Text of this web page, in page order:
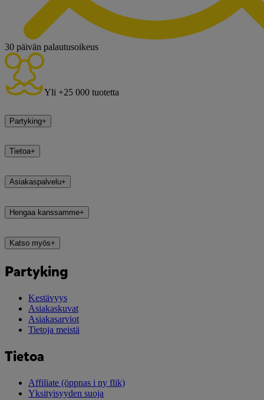
30 päivän palautusoikeus
Yli +25 000 tuotetta
Partyking+
Tietoa+
Asiakaspalvelu+
Hengaa kanssamme+
Katso myös+
Partyking
Kestävyys
Asiakaskuvat
Asiakasarviot
Tietoja meistä
Tietoa
Affiliate (öppnas i ny flik)
Yksityisyyden suoja